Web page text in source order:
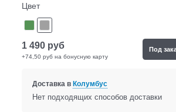
Цвет
1 490 руб
+74,50 руб на бонусную карту
Под
Доставка в Колумбус
Нет подходящих способов доставки